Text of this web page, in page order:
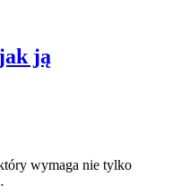
ją
wymaga nie tylko